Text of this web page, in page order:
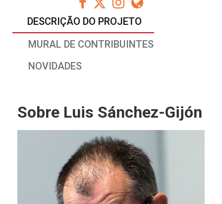
DESCRIÇÃO DO PROJETO
MURAL DE CONTRIBUINTES
NOVIDADES
Sobre Luis Sánchez-Gijón